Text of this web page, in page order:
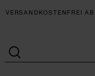
VERSANDKOSTENFREI